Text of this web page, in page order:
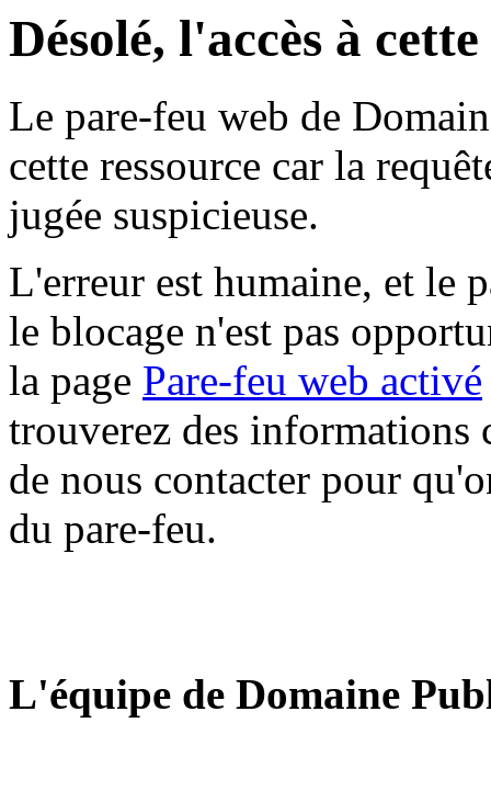
Désolé, l'accès à
Le pare-feu web de
cette ressource car la
jugée suspicieuse.
L'erreur est humaine, et le
le blocage n'est pas
la page Pare-feu web activé
trouverez des informations
de nous contacter pour
du pare-feu.
L'équipe de Domaine